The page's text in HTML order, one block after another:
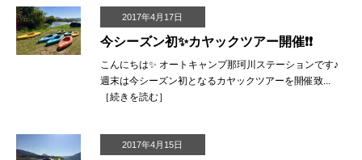
2017年4月17日
今シーズン初✨カヤックツアー開催❗️❗️
こんにちは✨ オートキャンプ那珂川ステーションです♪
週末は今シーズン初となるカヤックツアーを開催致...
［続きを読む］
2017年4月15日